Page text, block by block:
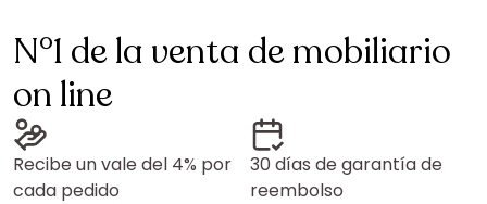
N°1 de la venta de mobiliario
on line
Recibe un vale del 4% por
cada pedido
30 días de garantía de
reembolso